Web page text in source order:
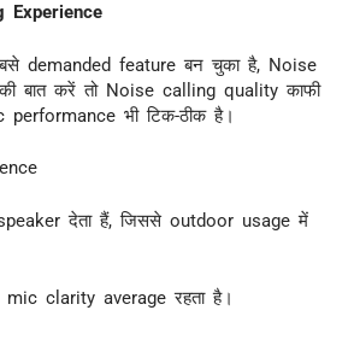
Experience
demanded feature बन चुका है, Noise
बात करें तो Noise calling quality काफी
भी टिक-ठीक है।
देता हैं, जिससे outdoor usage में
clarity average रहता है।